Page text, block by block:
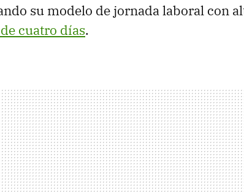
su modelo de jornada laboral con
cuatro días.